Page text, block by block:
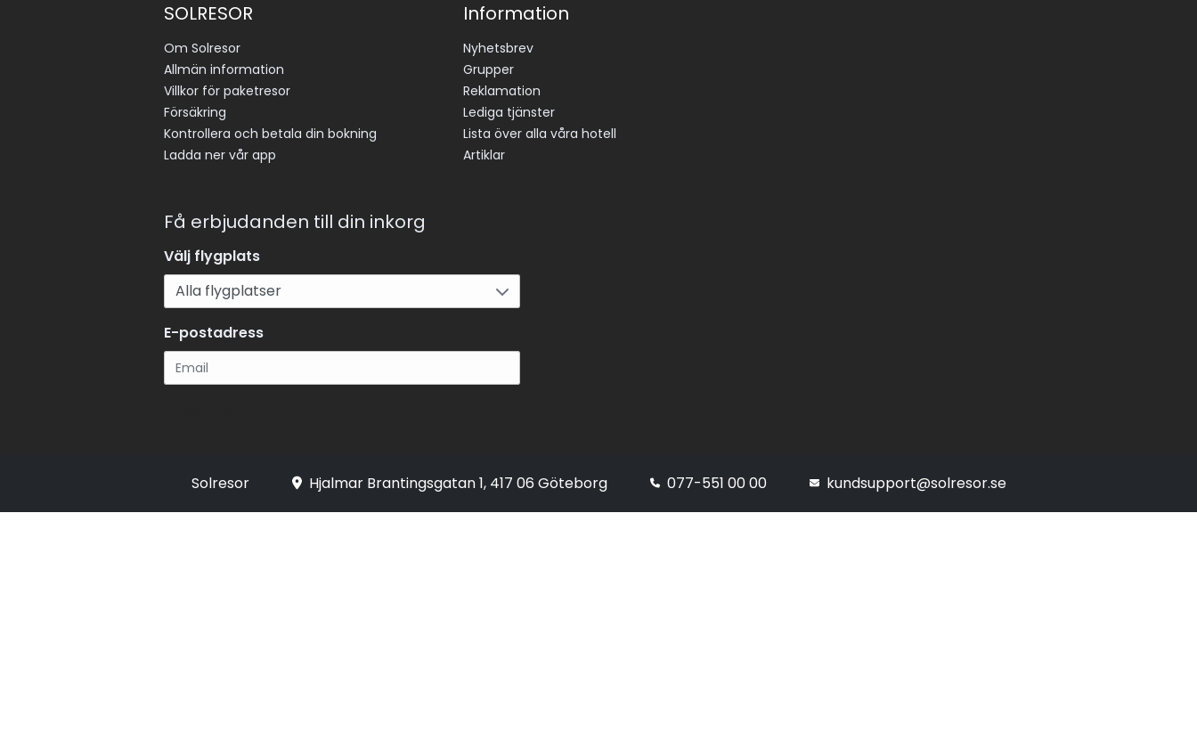
SOLRESOR
Om Solresor
Allmän information
Villkor för paketresor
Försäkring
Kontrollera och betala din bokning
Ladda ner vår app
Information
Nyhetsbrev
Grupper
Reklamation
Lediga tjänster
Lista över alla våra hotell
Artiklar
Få erbjudanden till din inkorg
Välj flygplats
E-postadress
Solresor Hjalmar Brantingsgatan 1, 417 06 Göteborg 077-551 00 00 kundsupport@solresor.se